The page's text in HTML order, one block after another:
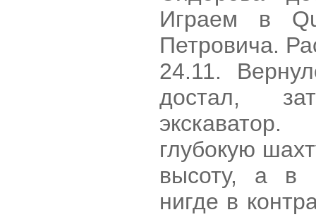
Играем в
Петровича.
24.11.
достал,
глубокую
высоту, а в
нигде в